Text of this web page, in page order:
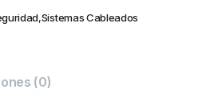
,Sistemas Cableados
(0)